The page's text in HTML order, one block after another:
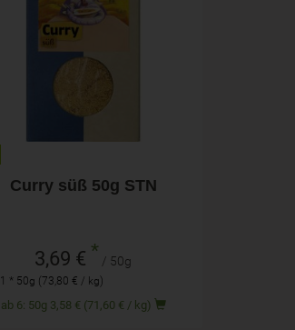
Curry süß 50g STN
3,69 € * / 50g
1 * 50g (73,80 € / kg)
ab 6: 50g 3,58 € (71,60 € / kg)